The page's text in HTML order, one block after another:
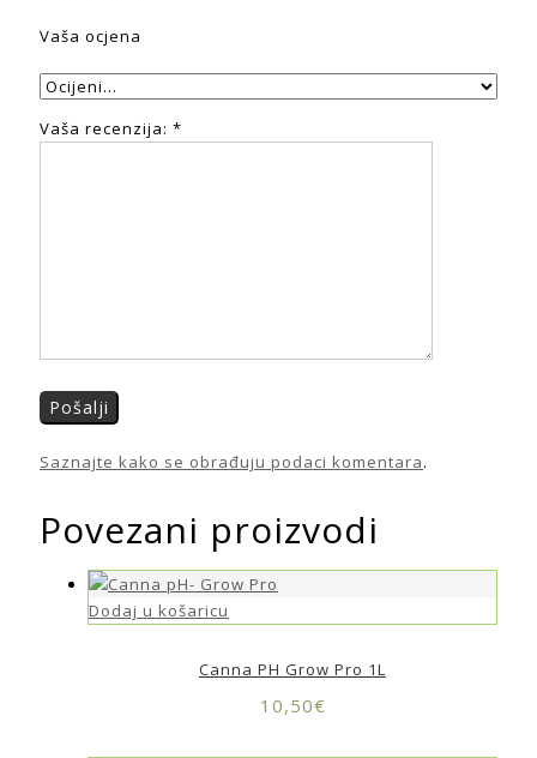
Vaša ocjena
Vaša recenzija: *
Saznajte kako se obrađuju podaci komentara.
Povezani proizvodi
Dodaj u košaricu
Canna PH Grow Pro 1L
10,50€